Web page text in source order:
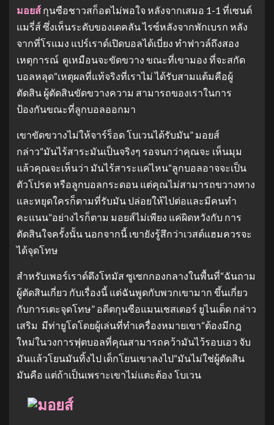
มอยส์ กุนซือชาวสก็อตไม่พอใจ หลังจากเสมอ 1-1 ที่เซนต์
แมรี่ส์ ซึ่งเห็นระดับของเดคลัน ไรซ์หลังจากพักเบรก หลัง
จากที่โรแมง แปร์เราด์เปิดบอลได้เบี่ยง ทำฟาวล์ถึงสอง
เหตุการณ์ ดูเหมือนจะขัดขวาง ขณะที่เขามอง ที่จะสกัด
บอลหลุด“เหตุผลที่แท้จริงที่เราไม่ ได้รับสามแต้มคือผู้
ตัดสิน ผู้ตัดสินขัดขวางความ สามารถของเราในการ
ป้องกันขณะที่ลูกบอลออกมา
เขาขัดขวางไม่ให้จาร์ร็อด โบเวนได้รับมัน” มอยส์
กล่าว“มันไร้สาระมันเป็นจริงๆ รอจนกว่าคุณจะ เห็นมุม
แล้วคุณจะเห็นว่า มันไร้สาระแค่ไหน“ลูกบอลอาจจะเป็น
ตัวโปรด หรือลูกบอลกระดอน แต่คุณไม่สามารถขวางทาง
และหยุดใครก็ตามที่รับมัน ปล่อยให้ไปต่อและมีคนทำ
คะแนน”อย่างไรก็ตาม มอยส์ไม่เพียง แค่ผิดหวังกับ การ
ตัดสินใจครั้งนั้น นอกจากนี้ เขายังรู้สึกว่าเวสต์แฮมควรจะ
ได้จุดโทษ
สำหรับเพอร์เราด์ดึงโทมัส ซูเซกกองกลางในพื้นที่“ฉันถาม
ผู้ตัดสินเกี่ยว กับเรื่องนี้ แต่ฉันพูดกับพวกเขามาก ขึ้นเกี่ยว
กับการเตะจุดโทษ” อดีตกุนซือแมนเชสเตอร์ ยูไนเต็ด กล่าว
เสริม มีท่ายูโดโดยผู้เล่นที่ทำเครื่องหมายเขา“ต้องมีกฎ
ใหม่ในวงการฟุตบอลที่คุณสามารถคว้ามันไว้รอบเอว จับ
มันแล้วโยนมันทิ้งไป เด็กโยนเขาลงไป“มันไม่ใช่ผู้ตัดสิน
มันคือ แต่ถ้าเป็นเพราะเขาไม่แตะต้อง โบเวน